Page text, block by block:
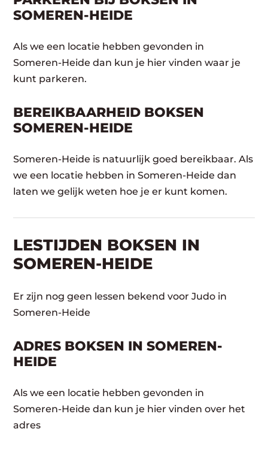
SOMEREN-HEIDE
Als we een locatie hebben gevonden in
Someren-Heide dan kun je hier vinden waar je
kunt parkeren.
BEREIKBAARHEID BOKSEN
SOMEREN-HEIDE
Someren-Heide is natuurlijk goed bereikbaar. Als
we een locatie hebben in Someren-Heide dan
laten we gelijk weten hoe je er kunt komen.
LESTIJDEN BOKSEN IN
SOMEREN-HEIDE
Er zijn nog geen lessen bekend voor Judo in
Someren-Heide
ADRES BOKSEN IN SOMEREN-
HEIDE
Als we een locatie hebben gevonden in
Someren-Heide dan kun je hier vinden over het
adres